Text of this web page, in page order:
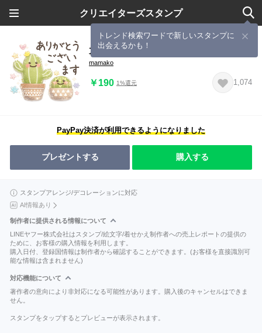
クリエイターズスタンプ
トレンド検索ワードで新しいスタンプに
出会えるかも！
大人可愛いぷっくりキラキラスタンプ
mamako
￥190 1%還元 1,074
PayPay決済が利用できるようになりました
プレゼントする 購入する
スタンプアレンジ/デコレーションに対応
AI情報あり
制作者に提供される情報について
LINEヤフー株式会社はスタンプ/絵文字/着せかえ制作者への売上レポートの提供の
ために、お客様の購入情報を利用します。
購入日付、登録国情報は制作者から確認することができます。(お客様を直接識別可
能な情報は含まれません)
対応機能について
著作者の意向により非対応になる可能性があります。購入後のキャンセルはできま
せん。
スタンプをタップするとプレビューが表示されます。